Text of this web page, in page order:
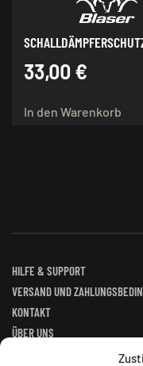
33,00 €
In den Warenkorb
HILFE & SUPPORT
VERSAND UND
KONTAKT
ÜBER UNS